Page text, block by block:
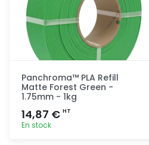
Panchroma™ PLA Refill
Matte Forest Green -
1.75mm - 1kg
14,87 € HT
En stock